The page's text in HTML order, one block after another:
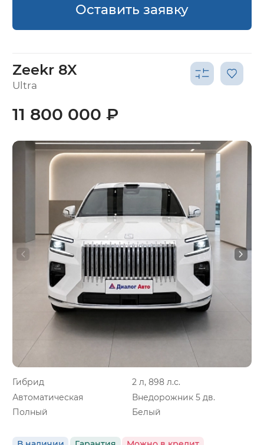
Оставить заявку
Zeekr 8X
Ultra
Гибрид
2 л, 898 л.с.
Автоматическая
Внедорожник 5 дв.
Полный
Белый
11 800 000 ₽